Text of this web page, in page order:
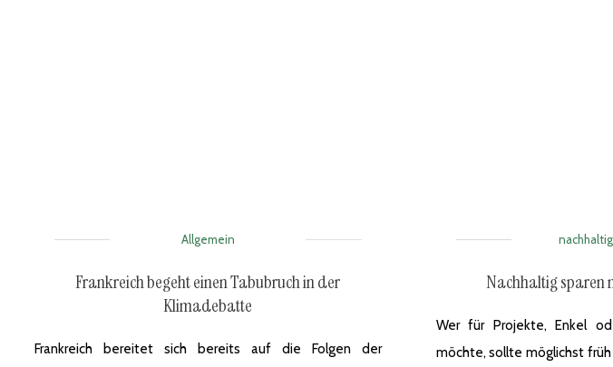
Allgemein
Frankreich begeht einen Tabubruch in der
Klimadebatte
Frankreich bereitet sich bereits auf die Folgen der
Nachhaltig sparen
Wer für Projekte, Enkel
möchte, sollte möglichst